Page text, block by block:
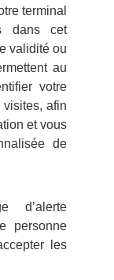
terminal
dans cet
validité ou
au
votre
afin
et vous
de
d’alerte
personne
les